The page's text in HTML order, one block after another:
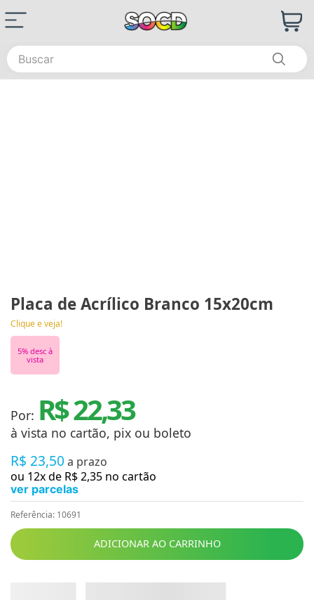
Buscar
Placa de Acrílico Branco 15x20cm
Clique e veja!
5% desc à
vista
Por: R$ 22,33
à vista no cartão, pix ou boleto
R$ 23,50 a prazo
ou 12x de R$2,35 no cartão
ver parcelas
Referência: 10691
ADICIONAR AO CARRINHO